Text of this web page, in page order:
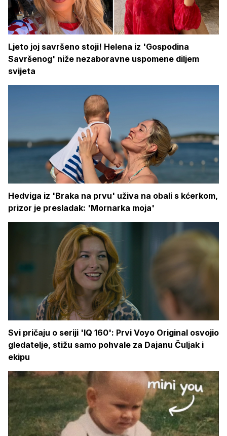
Ljeto joj savršeno stoji! Helena iz 'Gospodina
Savršenog' niže nezaboravne uspomene diljem
svijeta
Hedviga iz 'Braka na prvu' uživa na obali s kćerkom,
prizor je presladak: 'Mornarka moja'
Svi pričaju o seriji 'IQ 160': Prvi Voyo Original osvojio
gledatelje, stižu samo pohvale za Dajanu Čuljak i
ekipu